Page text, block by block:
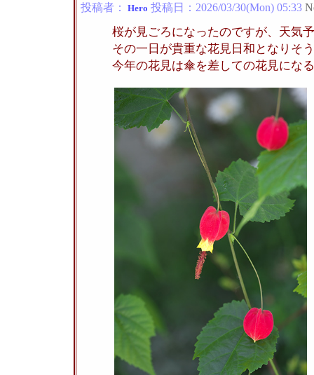
投稿者： Hero 投稿日： 2026/03/30(Mon) 05:33
桜が見ごろになったのですが、天気
その一日が貴重な花見日和となりそ
今年の花見は傘を差しての花見にな